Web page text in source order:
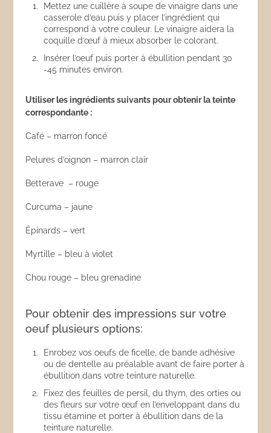
Mettez une cuillère à soupe de vinaigre dans une
casserole d’eau puis y placer l’ingrédient qui
correspond à votre couleur. Le vinaigre aidera la
coquille d’œuf à mieux absorber le colorant.
Insérer l’oeuf puis porter à ébullition pendant 30
-45 minutes environ.
Utiliser les ingrédients suivants pour obtenir la teinte
correspondante :
Café – marron foncé
Pelures d’oignon – marron clair
Betterave – rouge
Curcuma – jaune
Épinards – vert
Myrtille – bleu à violet
Chou rouge – bleu grenadine
Pour obtenir des impressions sur votre
oeuf plusieurs options:
Enrobez vos oeufs de ficelle, de bande adhésive
ou de dentelle au préalable avant de faire porter à
ébullition dans votre teinture naturelle.
Fixez des feuilles de persil, du thym, des orties ou
des fleurs sur votre œuf en l’enveloppant dans du
tissu étamine et porter à ébullition dans de la
teinture naturelle.